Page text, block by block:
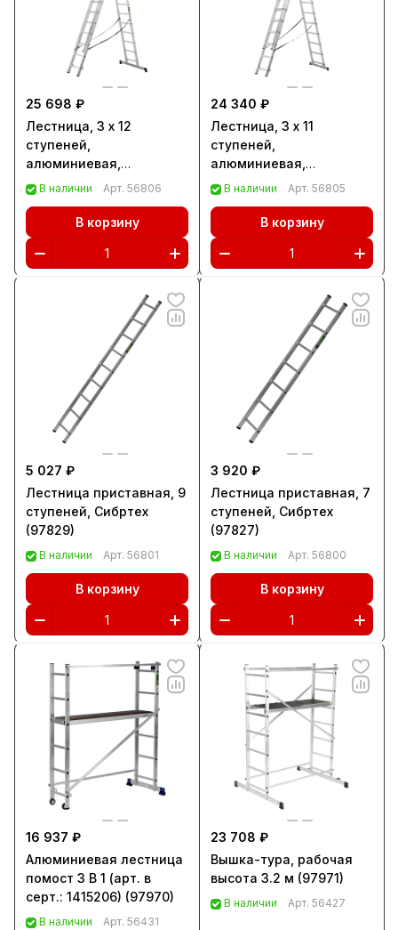
25 698 ₽
Лестница, 3 х 12
ступеней,
алюминиевая,
трехсекционная,
В наличии Арт. 56806
В корзину
24 340 ₽
Лестница, 3 х 11
ступеней,
алюминиевая,
трехсекционная,
В наличии Арт. 56805
В корзину
5 027 ₽
Лестница приставная, 9
ступеней, Сибртех
(97829)
В наличии Арт. 56801
В корзину
3 920 ₽
Лестница приставная, 7
ступеней, Сибртех
(97827)
В наличии Арт. 56800
В корзину
16 937 ₽
Алюминиевая лестница
помост 3 В 1 (арт. в
серт.: 1415206) (97970)
В наличии Арт. 56431
23 708 ₽
Вышка-тура, рабочая
высота 3.2 м (97971)
В наличии Арт. 56427